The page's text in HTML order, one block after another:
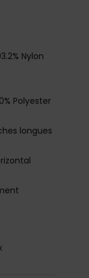
Nylon
Polyester
longues